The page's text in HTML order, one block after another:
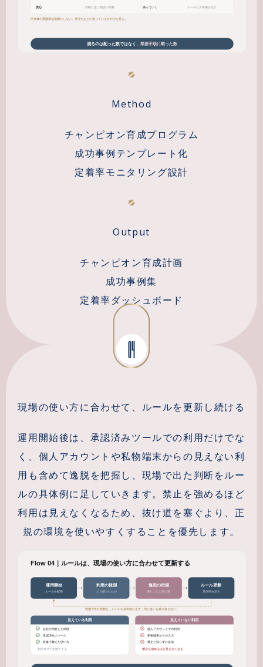
Method
チャンピオン育成プログラム
成功事例テンプレート化
定着率モニタリング設計
Output
チャンピオン育成計画
成功事例集
定着率ダッシュボード
04
現場の使い方に合わせて、ルールを更新し続ける
運用開始後は、承認済みツールでの利用だけでな
く、個人アカウントや私物端末からの見えない利
用も含めて逸脱を把握し、現場で出た判断をルー
ルの具体例に足していきます。禁止を強めるほど
利用は見えなくなるため、抜け道を塞ぐより、正
規の環境を使いやすくすることを優先します。